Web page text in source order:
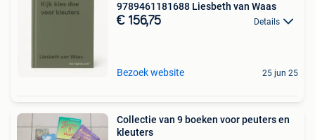
9789461181688 Liesbeth van Waas
€ 156,75 Details
Bezoek website 25 jun 25
Collectie van 9 boeken voor peuters en
kleuters